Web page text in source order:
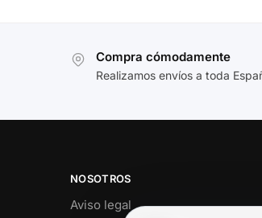
Compra cómodamente
Realizamos envíos a toda
NOSOTROS
Aviso legal